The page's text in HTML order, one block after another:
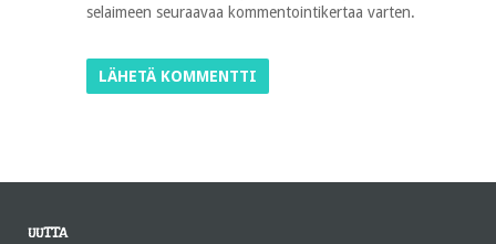
selaimeen seuraavaa kommentointikertaa varten.
UUTTA